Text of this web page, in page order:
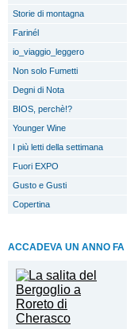
Storie di montagna
Farinél
io_viaggio_leggero
Non solo Fumetti
Degni di Nota
BIOS, perchè!?
Younger Wine
I più letti della settimana
Fuori EXPO
Gusto e Gusti
Copertina
ACCADEVA UN ANNO FA